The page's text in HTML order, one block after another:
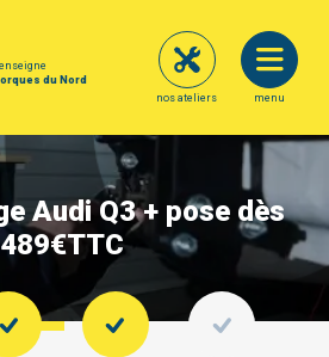
du Nord
menu
nos ateliers
Audi Q3 + pose dès
489€TTC